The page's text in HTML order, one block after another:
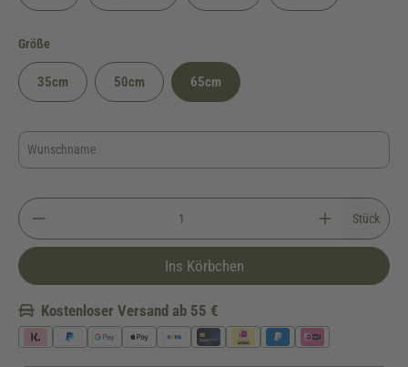
Größe
35cm 50cm 65cm
Stück
Ins Körbchen
Kostenloser Versand ab 55 €